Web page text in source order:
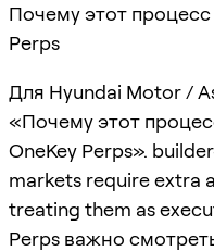
Почему этот
Perps
Для Hyundai Motor /
«Почему этот
OneKey Perps».
markets require extra
treating them as
Perps важно